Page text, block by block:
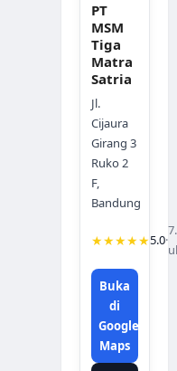
PT
MSM
Tiga
Matra
Satria
Jl.
Cijaura
Girang 3
Ruko 2
F,
Bandung
★★★★★5.0·
Buka
di
Google
Maps